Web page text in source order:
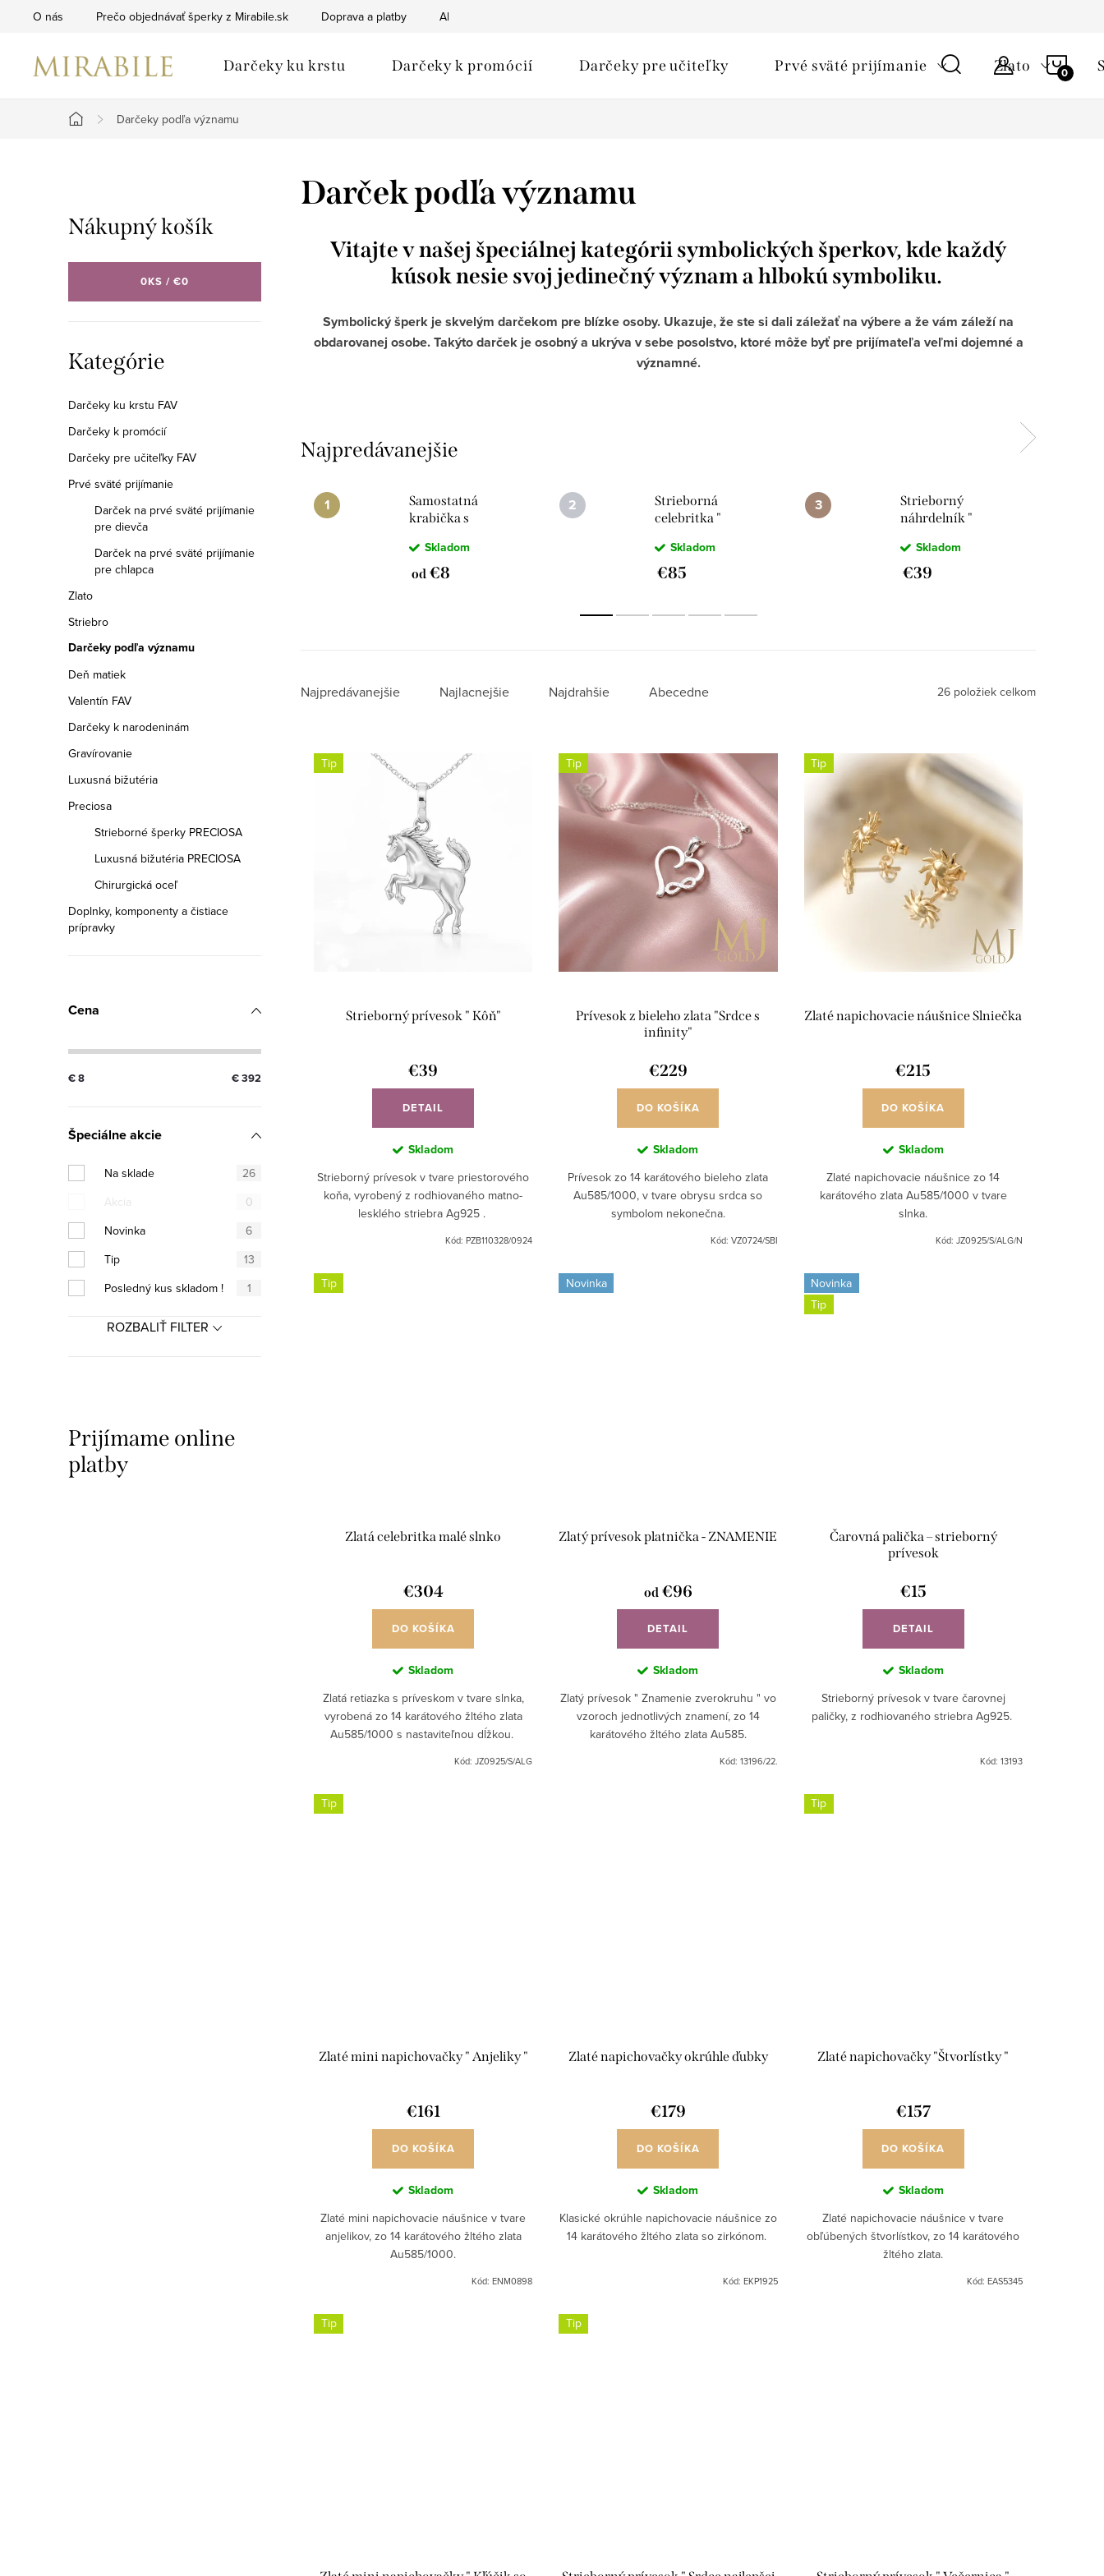
O nás Prečo objednávať šperky z Mirabile.sk Doprava a platby Ako nakupovať
Darčeky ku krstu Darčeky k promócií Darčeky pre učiteľky Prvé sväté prijímanie Zlato
Domov
Darčeky podľa významu
o
p
a
n
e
l
Nákupný košík
0KS / €0
Preskočiť
kategórie
Kategórie
Darčeky ku krstu FAV
Darčeky k promócií
Darčeky pre učiteľky FAV
Prvé sväté prijímanie
Darček na prvé sväté prijímanie
pre dievča
Darček na prvé sväté prijímanie
pre chlapca
Zlato
Striebro
Darčeky podľa významu
Deň matiek
Valentín FAV
Darčeky k narodeninám
Gravírovanie
Luxusná bižutéria
Preciosa
Strieborné šperky PRECIOSA
Luxusná bižutéria PRECIOSA
Chirurgická oceľ
Doplnky, komponenty a čistiace
prípravky
Cena
€8 €392
Špeciálne akcie
Na sklade
26
Akcia
0
Novinka
6
Tip
13
Posledný kus skladom !
1
ROZBALIŤ FILTER
Prijímame online
platby
Darček podľa významu
Vitajte v našej špeciálnej kategórii symbolických šperkov, kde každý
kúsok nesie svoj jedinečný význam a hlbokú symboliku.
Symbolický šperk je skvelým darčekom pre blízke osoby. Ukazuje, že ste si dali záležať na výbere a že vám záleží na
obdarovanej osobe. Takýto darček je osobný a ukrýva v sebe posolstvo, ktoré môže byť pre prijímateľa veľmi dojemné a
významné.
Najpredávanejšie
Samostatná
krabička s
Skladom
od €8
Strieborná
celebritka "
Skladom
€85
Strieborný
náhrdelník "
Skladom
€39
R
d
Najpredávanejšie Najlacnejšie Najdrahšie Abecedne 26 položiek celkom
VTip
Strieborný prívesok " Kôň"
€39
DETAIL
Skladom
Strieborný prívesok v tvare priestorového
koňa, vyrobený z rodhiovaného matno-
lesklého striebra Ag925 .
Kód:PZB110328/0924
Tip
Prívesok z bieleho zlata "Srdce s
infinity"
€229
DO KOŠÍKA
Skladom
Prívesok zo 14 karátového bieleho zlata
Au585/1000, v tvare obrysu srdca so
symbolom nekonečna.
Kód: VZ0724/SBI
Tip
Zlaté napichovacie náušnice Slniečka
€215
DO KOŠÍKA
Skladom
Zlaté napichovacie náušnice zo 14
karátového zlata Au585/1000 v tvare
slnka.
Kód: JZ0925/S/ALG/N
Tip
Zlatá celebritka malé slnko
€304
DO KOŠÍKA
Skladom
Zlatá retiazka s príveskom v tvare slnka,
vyrobená zo 14 karátového žltého zlata
Au585/1000 s nastaviteľnou dĺžkou.
Kód:JZ0925/S/ALG
Novinka
Zlatý prívesok platnička - ZNAMENIE
od €96
DETAIL
Skladom
Zlatý prívesok " Znamenie zverokruhu " vo
vzoroch jednotlivých znamení, zo 14
karátového žltého zlata Au585.
Kód: 13196/22.
Novinka
Tip
Čarovná palička – strieborný
prívesok
€15
DETAIL
Skladom
Strieborný prívesok v tvare čarovnej
paličky, z rodhiovaného striebra Ag925.
Kód: 13193
Tip
Zlaté mini napichovačky " Anjeliky "
€161
DO KOŠÍKA
Skladom
Zlaté mini napichovacie náušnice v tvare
anjelikov, zo 14 karátového žltého zlata
Au585/1000.
Kód:ENM0898
Zlaté napichovačky okrúhle ďubky
€179
DO KOŠÍKA
Skladom
Klasické okrúhle napichovacie náušnice zo
14 karátového žltého zlata so zirkónom.
Kód: EKP1925
Tip
Zlaté napichovačky "Štvorlístky "
€157
DO KOŠÍKA
Skladom
Zlaté napichovacie náušnice v tvare
obľúbených štvorlístkov, zo 14 karátového
žltého zlata.
Kód: EAS5345
Tip Tip